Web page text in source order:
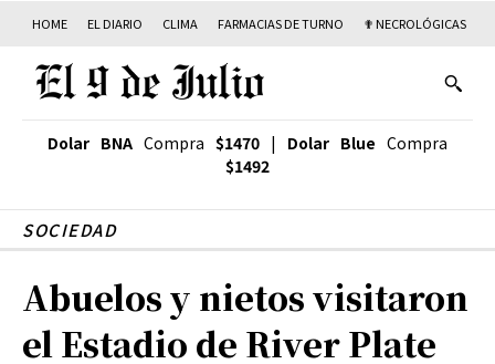
HOME EL DIARIO CLIMA FARMACIAS DE TURNO ✟ NECROLÓGICAS
Dolar BNA Compra $1470 | Dolar Blue Compra
$1492
SOCIEDAD
Abuelos y nietos visitaron
el Estadio de River Plate